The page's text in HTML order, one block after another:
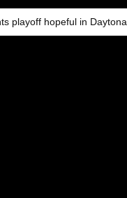
ドラレコが（ノ∇`）
playoff hopeful in Daytona